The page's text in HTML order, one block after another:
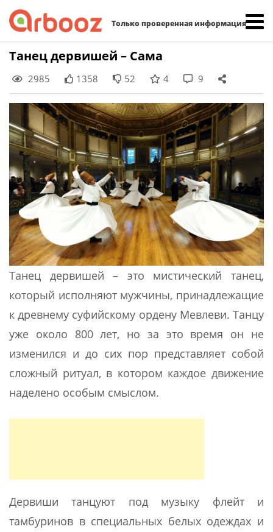
Только проверенная информация
Skip
content
Танец дервишей – Сама
2985 1358 52 4 9
Танец дервишей – это мистический танец,
который исполняют мужчины, принадлежащие
к древнему суфийскому ордену Мевлеви. Танцу
уже около 800 лет, но за это время он не
изменился и до сих пор представляет собой
сложный ритуал, в котором каждое движение
наделено особым смыслом.
Дервиши танцуют под музыку флейт и
тамбуринов в специальных белых одеждах и
Найти: